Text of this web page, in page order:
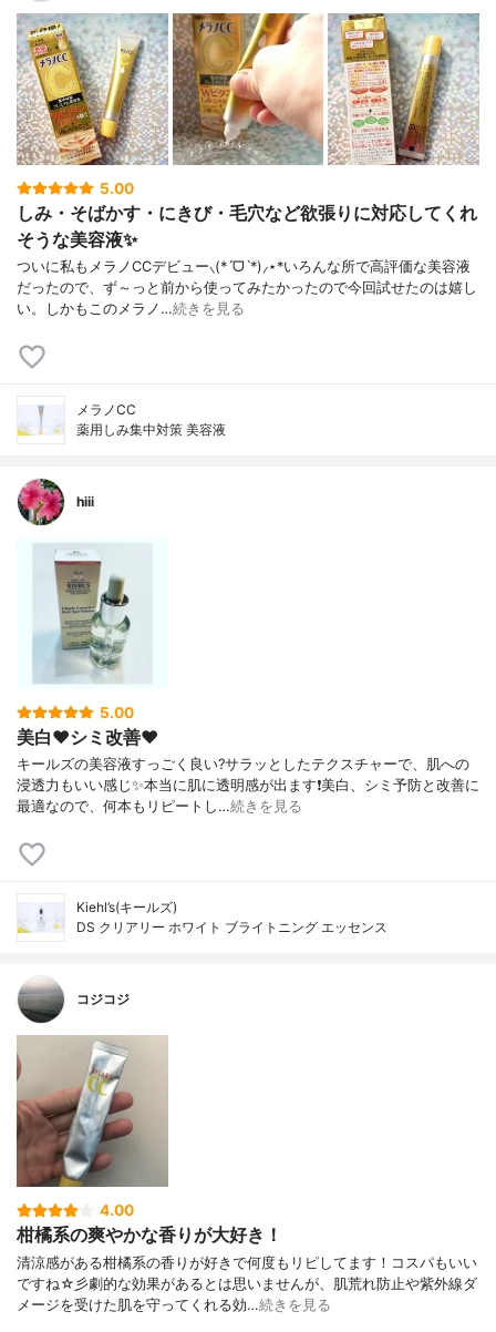
5.00
しみ・そばかす・にきび・毛穴など欲張りに対応してくれ
そうな美容液✨
ついに私もメラノCCデビュー⸜(*ˊᗜˋ*)⸝⋆*いろんな所で高評価な美容液
だったので、ず～っと前から使ってみたかったので今回試せたのは嬉し
い。しかもこのメラノ…続きを見る
メラノCC
薬用しみ集中対策 美容液
hiii
5.00
美白❤️シミ改善❤️
キールズの美容液すっごく良い?サラッとしたテクスチャーで、肌への
浸透力もいい感じ✨本当に肌に透明感が出ます❗️美白、シミ予防と改善に
最適なので、何本もリピートし…続きを見る
Kiehl’s(キールズ)
DS クリアリー ホワイト ブライトニング エッセンス
コジコジ
4.00
柑橘系の爽やかな香りが大好き！
清涼感がある柑橘系の香りが好きで何度もリピしてます！コスパもいい
ですね☆彡劇的な効果があるとは思いませんが、肌荒れ防止や紫外線ダ
メージを受けた肌を守ってくれる効…続きを見る